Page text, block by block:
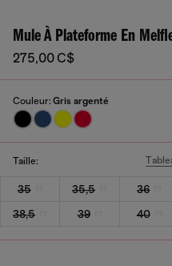
Mule À Plateforme En
275,00 C$
Couleur: Gris argenté
Taille:
35 35,5 36
38,5
39 40